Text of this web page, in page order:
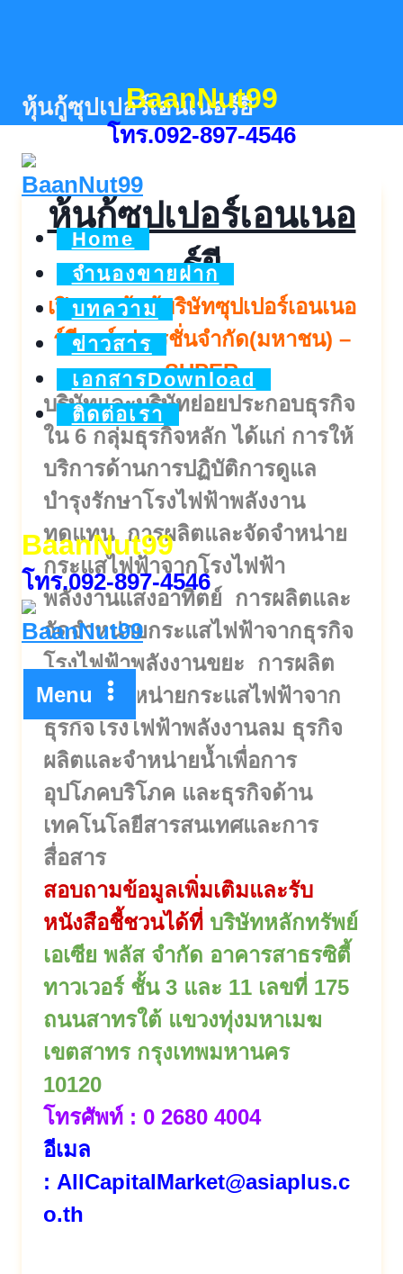
BaanNut99
โทร.092-897-4546
Home
จำนองขายฝาก
บทความ
ข่าวสาร
เอกสารDownload
ติดต่อเรา
BaanNut99
โทร.092-897-4546
Menu
หุ้นกู้ซุปเปอร์เอนเนอร์ยี
หุ้นกู้ซุปเปอร์เอนเนอ
ร์ยี
เปิดจองหุ้นกู้บริษัทซุปเปอร์เอนเนอ
ร์ยีคอร์เปอเรชั่นจำกัด(มหาชน) –
SUPER
บริษัทและบริษัทย่อยประกอบธุรกิจ
ใน 6 กลุ่มธุรกิจหลัก ได้แก่ การให้
บริการด้านการปฏิบัติการดูแล
บำรุงรักษาโรงไฟฟ้าพลังงาน
ทดแทน การผลิตและจัดจำหน่าย
กระแสไฟฟ้าจากโรงไฟฟ้า
พลังงานแสงอาทิตย์ การผลิตและ
จัดจำหน่ายกระแสไฟฟ้าจากธุรกิจ
โรงไฟฟ้าพลังงานขยะ การผลิต
และจัดจำหน่ายกระแสไฟฟ้าจาก
ธุรกิจโรงไฟฟ้าพลังงานลม ธุรกิจ
ผลิตและจำหน่ายน้ำเพื่อการ
อุปโภคบริโภค และธุรกิจด้าน
เทคโนโลยีสารสนเทศและการ
สื่อสาร
สอบถามข้อมูลเพิ่มเติมและรับ
หนังสือชี้ชวนได้ที่ บริษัทหลักทรัพย์
เอเซีย พลัส จำกัด อาคารสาธรซิตี้
ทาวเวอร์ ชั้น 3 และ 11 เลขที่ 175
ถนนสาทรใต้ แขวงทุ่งมหาเมฆ
เขตสาทร กรุงเทพมหานคร
10120
โทรศัพท์ : 0 2680 4004
อีเมล
: AllCapitalMarket@asiaplus.c
o.th